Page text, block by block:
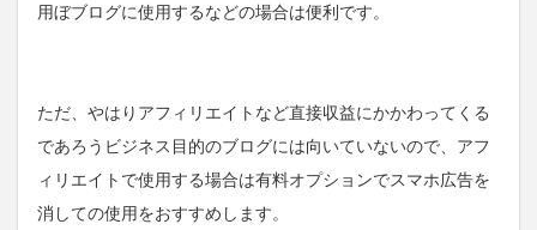
用ぼブログに使用するなどの場合は便利です。
ただ、やはりアフィリエイトなど直接収益にかかわってくる
であろうビジネス目的のブログには向いていないので、アフ
ィリエイトで使用する場合は有料オプションでスマホ広告を
消しての使用をおすすめします。